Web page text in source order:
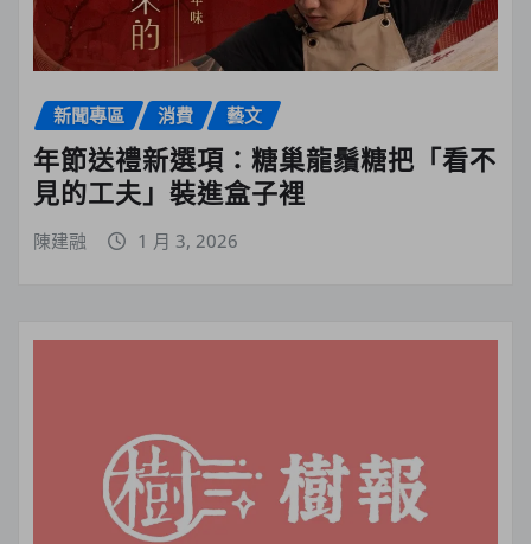
新聞專區 消費 藝文
年節送禮新選項：糖巢龍鬚糖把「看不
見的工夫」裝進盒子裡
陳建融 1 月 3, 2026